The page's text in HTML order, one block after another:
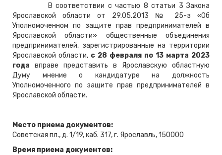
В соответствии с частью 8 статьи 3 Закона
Ярославской области от 29.05.2013 № 25-з «Об
Уполномоченном по защите прав предпринимателей в
Ярославской области» общественные объединения
предпринимателей, зарегистрированные на территории
Ярославской области, с 28 февраля по 13 марта 2023
года вправе представить в Ярославскую областную
Думу мнение о кандидатуре на должность
Уполномоченного по защите прав предпринимателей в
Ярославской области.
Место приема документов:
Советская пл., д. 1/19, каб. 317, г. Ярославль, 150000
Время приема документов: